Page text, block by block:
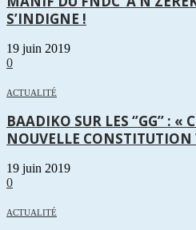
S’INDIGNE !
19 juin 2019
0
ACTUALITÉ
BAADIKO SUR LES ‘’GG’’ : «
NOUVELLE CONSTITUTION
19 juin 2019
0
ACTUALITÉ